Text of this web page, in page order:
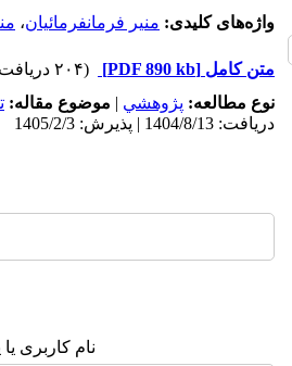
واژه‌های کلیدی: منیر فرمانفرمائیان،
متن کامل [PDF 890 kb]
(۲۰۴ دریافت)
نوع مطالعه: پژوهشي | موضوع مقاله:
دریافت: 1404/8/13 | پذیرش: 1405/2/3
نام کاربری